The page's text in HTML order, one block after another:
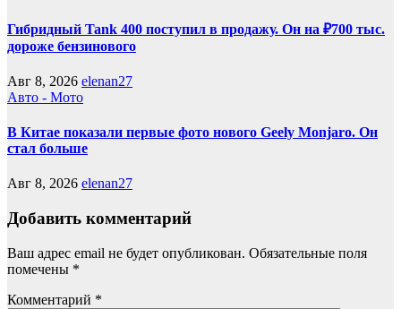
Гибридный Tank 400 поступил в продажу. Он на ₽700 тыс.
дороже бензинового
Авг 8, 2026 elenan27
Авто - Мото
В Китае показали первые фото нового Geely Monjaro. Он
стал больше
Авг 8, 2026 elenan27
Добавить комментарий
Ваш адрес email не будет опубликован. Обязательные поля
помечены *
Комментарий *